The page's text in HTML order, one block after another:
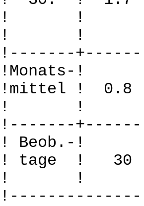
!
!
!-------
!mittel !
!
!-------
!
! tage !
!